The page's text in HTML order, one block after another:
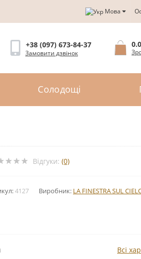
Мова
+38 (097) 673-84-37
Замовити дзвінок
Солодощі
Відгуки: (0)
4127 Виробник: LA FINESTRA SUL
Всі